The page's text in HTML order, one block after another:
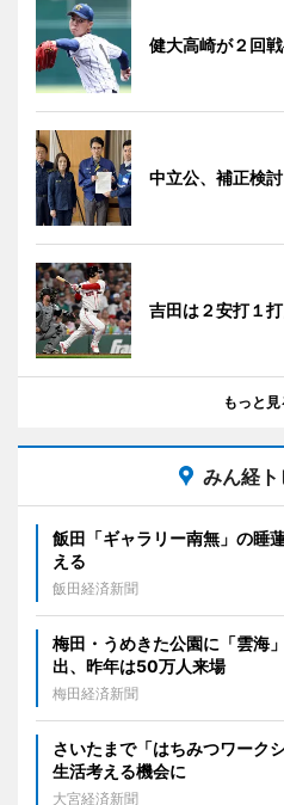
健大高崎が２回
中立公、補正検
吉田は２安打１
もっと見
みん経
飯田「ギャラリー南無」の睡
える
飯田経済新聞
梅田・うめきた公園に「雲海
出、昨年は50万人来場
梅田経済新聞
さいたまで「はちみつワーク
生活考える機会に
大宮経済新聞